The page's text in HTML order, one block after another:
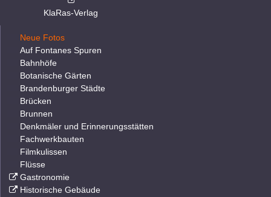
KlaRas-Verlag
Neue Fotos
Auf Fontanes Spuren
Bahnhöfe
Botanische Gärten
Brandenburger Städte
Brücken
Brunnen
Denkmäler und Erinnerungsstätten
Fachwerkbauten
Filmkulissen
Flüsse
Gastronomie
Historische Gebäude